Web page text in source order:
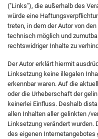
("Links"), die außerhalb des
würde eine
treten, in dem der Autor von
technisch möglich und
rechtswidriger Inhalte zu
Der Autor erklärt hiermit
Linksetzung keine illegalen
erkennbar waren. Auf die
oder die Urheberschaft der
keinerlei Einfluss. Deshalb
allen Inhalten aller gelinkten /
Linksetzung verändert wurden.
des eigenen